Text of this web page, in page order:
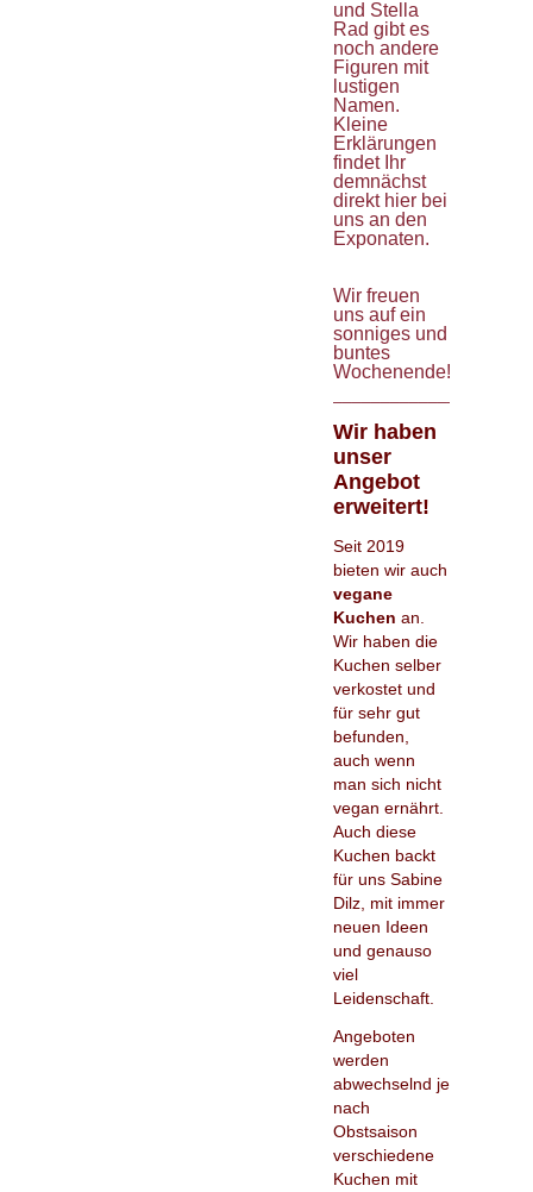
und Stella
Rad gibt es
noch andere
Figuren mit
lustigen
Namen.
Kleine
Erklärungen
findet Ihr
demnächst
direkt hier bei
uns an den
Exponaten.
Wir freuen
uns auf ein
sonniges und
buntes
Wochenende!
Wir haben
unser
Angebot
erweitert!
Seit 2019
bieten wir auch
vegane
Kuchen an.
Wir haben die
Kuchen selber
verkostet und
für sehr gut
befunden,
auch wenn
man sich nicht
vegan ernährt.
Auch diese
Kuchen backt
für uns Sabine
Dilz, mit immer
neuen Ideen
und genauso
viel
Leidenschaft.
Angeboten
werden
abwechselnd je
nach
Obstsaison
verschiedene
Kuchen mit